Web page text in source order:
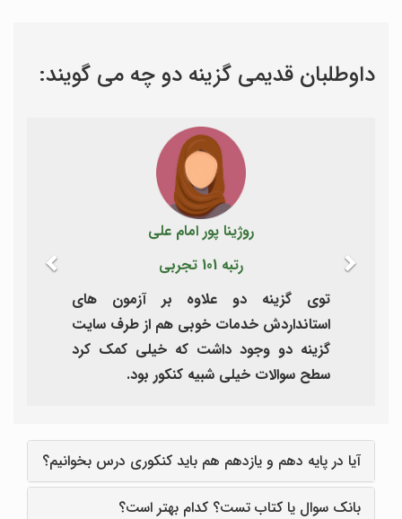
داوطلبان قدیمی گزینه دو چه می گویند:
روژینا پور امام علی
رتبه 101 تجربی
توی گزینه دو علاوه بر آزمون های
استانداردش خدمات خوبی هم از طرف سایت
گزینه دو وجود داشت که خیلی کمک کرد
سطح سوالات خیلی شبیه کنکور بود.
آیا در پایه دهم و یازدهم هم باید کنکوری درس بخوانیم؟
بانک سوال یا کتاب تست؟ کدام بهتر است؟